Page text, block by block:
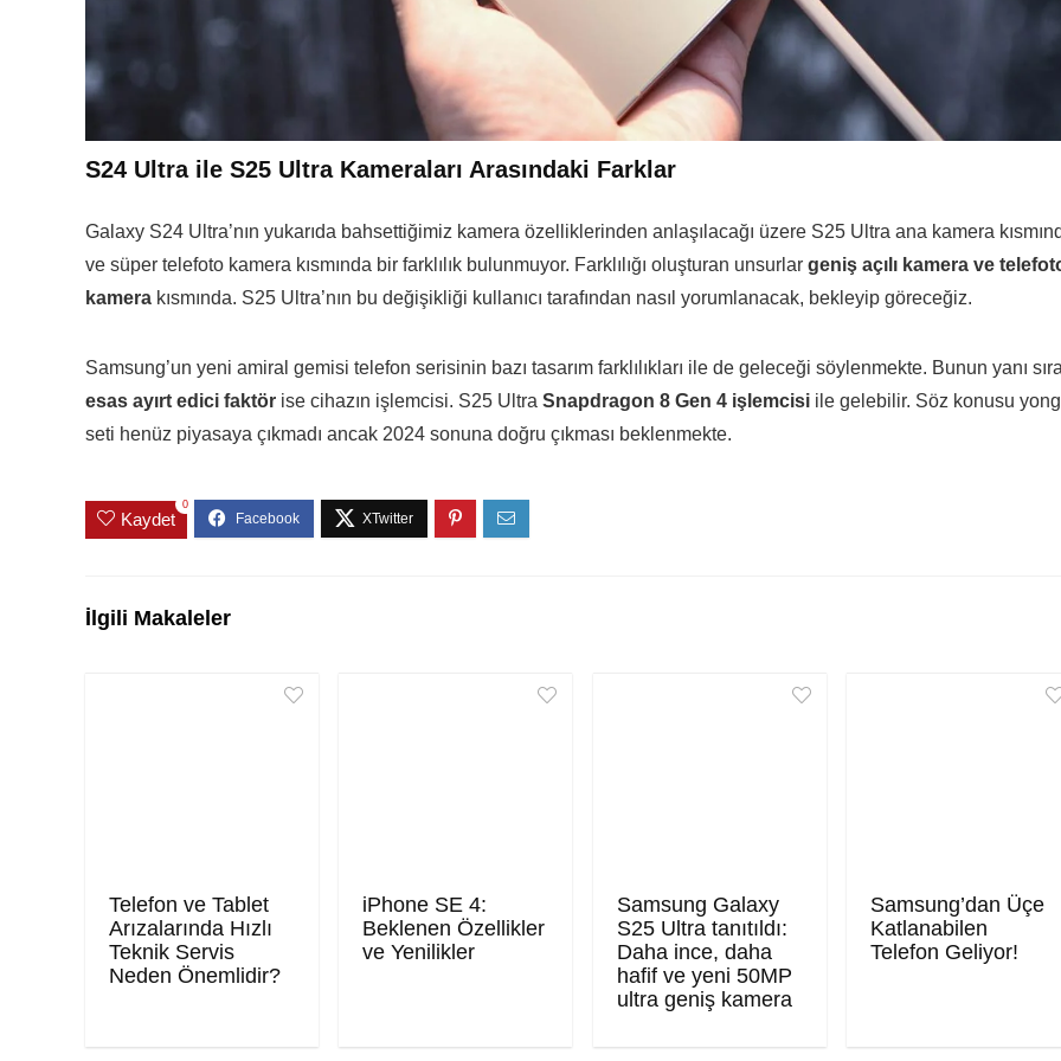
S24 Ultra ile S25 Ultra Kameraları Arasındaki Farklar
Galaxy S24 Ultra’nın yukarıda bahsettiğimiz kamera özelliklerinden anlaşılacağı üzere S25 Ultra ana kamera
ve süper telefoto kamera kısmında bir farklılık bulunmuyor. Farklılığı oluşturan unsurlar geniş açılı kamera ve
kamera kısmında. S25 Ultra’nın bu değişikliği kullanıcı tarafından nasıl yorumlanacak, bekleyip göreceğiz.
Samsung’un yeni amiral gemisi telefon serisinin bazı tasarım farklılıkları ile de geleceği söylenmekte. Bunun yanı
esas ayırt edici faktör ise cihazın işlemcisi. S25 Ultra Snapdragon 8 Gen 4 işlemcisi ile gelebilir. Söz konusu
seti henüz piyasaya çıkmadı ancak 2024 sonuna doğru çıkması beklenmekte.
Kaydet
0
İlgili Makaleler
Telefon ve Tablet
Arızalarında Hızlı
Teknik Servis
Neden Önemlidir?
iPhone SE 4:
Beklenen Özellikler
ve Yenilikler
Samsung Galaxy
S25 Ultra tanıtıldı:
Daha ince, daha
hafif ve yeni 50MP
ultra geniş kamera
Samsung’dan Üçe
Katlanabilen
Telefon Geliyor!